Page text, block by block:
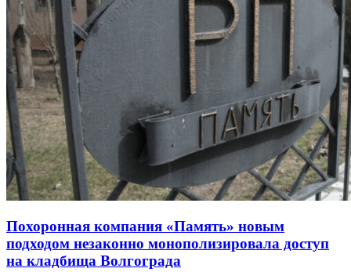
Похоронная компания «Память» новым
подходом незаконно монополизировала доступ
на кладбища Волгограда